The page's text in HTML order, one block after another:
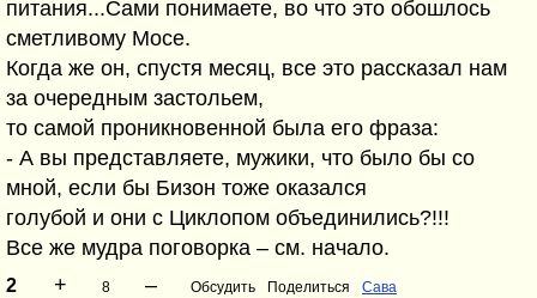
питания...Сами понимаете, во что это обошлось
сметливому Мосе.
Когда же он, спустя месяц, все это рассказал нам
за очередным застольем,
то самой проникновенной была его фраза:
- А вы представляете, мужики, что было бы со
мной, если бы Бизон тоже оказался
голубой и они с Циклопом объединились?!!!
Все же мудра поговорка – см. начало.
2 + 8 – Обсудить Поделиться Сава